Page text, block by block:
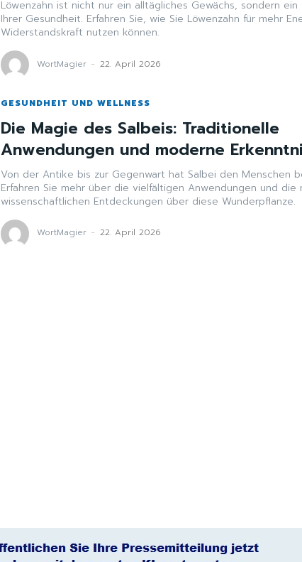
Löwenzahn ist nicht nur ein alltägliches Gewächs, sondern ein
Ihrer Gesundheit. Erfahren Sie, wie Sie Löwenzahn für mehr
Widerstandskraft nutzen können.
WortMagier - 22. April 2026
GESUNDHEIT UND WELLNESS
Die Magie des Salbeis: Traditionelle
Anwendungen und moderne
Von der Antike bis zur Gegenwart hat Salbei den Menschen
Erfahren Sie mehr über die vielfältigen Anwendungen und die
wissenschaftlichen Entdeckungen über diese Wunderpflanze.
WortMagier - 22. April 2026